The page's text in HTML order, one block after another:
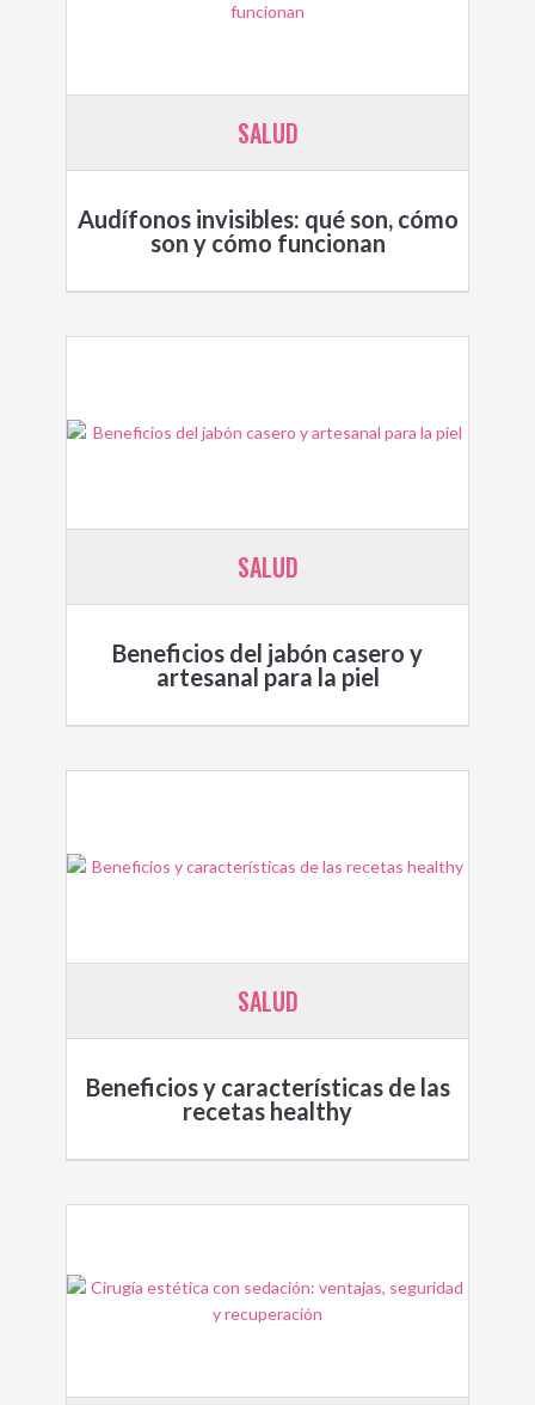
SALUD
Audífonos invisibles: qué son, cómo
son y cómo funcionan
SALUD
Beneficios del jabón casero y
artesanal para la piel
SALUD
Beneficios y características de las
recetas healthy